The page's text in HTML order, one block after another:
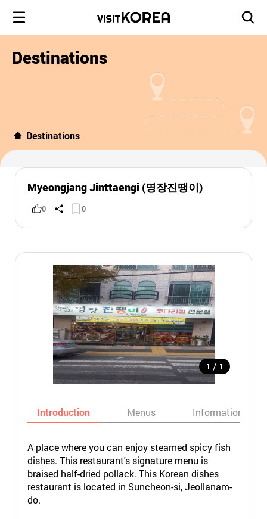
Destinations
Destinations
Myeongjang Jinttaengi (명장진땡이)
0 0
1 / 1
Introduction Menus Informations
A place where you can enjoy steamed spicy fish
dishes. This restaurant's signature menu is
braised half-dried pollack. This Korean dishes
restaurant is located in Suncheon-si, Jeollanam-
do.